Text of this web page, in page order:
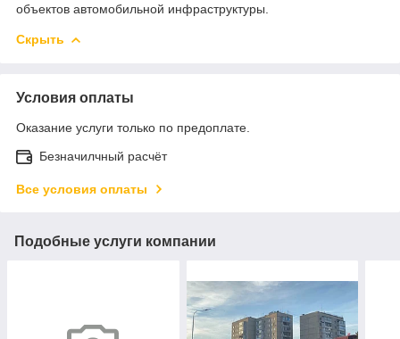
объектов автомобильной инфраструктуры.
Скрыть
Условия оплаты
Оказание услуги только по предоплате.
Безначилчный расчёт
Все условия оплаты
Подобные услуги компании